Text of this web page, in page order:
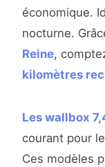
économique.
nocturne.
Reine,
kilomètres
Les wallbox
courant pour
Ces modèles